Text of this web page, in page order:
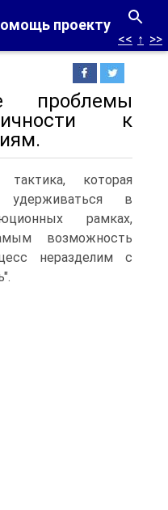
проекту
<< ↑ >>
проблемы
к
которая
удерживаться в
рамках,
возможность
неразделим с